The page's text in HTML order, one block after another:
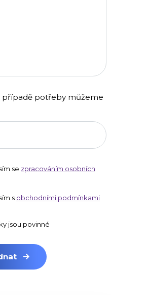
případě potřeby můžeme
se zpracováním osobních
s obchodními podmínkami
jsou povinné